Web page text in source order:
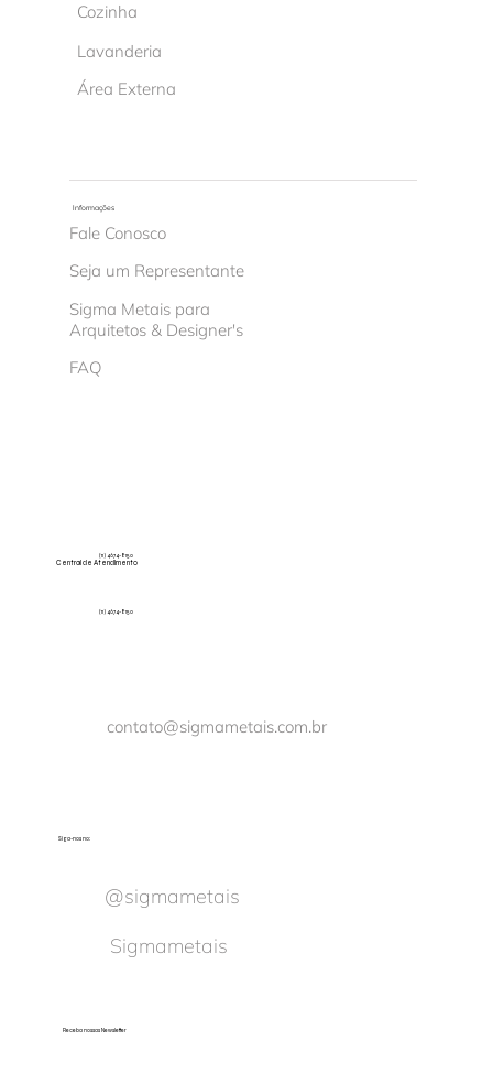
Cozinha
Lavanderia
Área Externa
Informações
Fale Conosco
Seja um Representante
Sigma Metais para
Arquitetos & Designer's
FAQ
Central de Atendimento
(11) 4674-8150
(11) 4674-8150
contato@sigmametais.com.br
Siga-nos no:
@sigmametais
Sigmametais
Receba nossas Newsletter